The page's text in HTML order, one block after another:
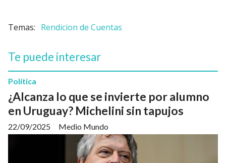
Rendicion de Cuentas
Te puede interesar
¿Alcanza lo que se invierte por alumno
en Uruguay? Michelini sin tapujos
Medio Mundo
Política
22/09/2025